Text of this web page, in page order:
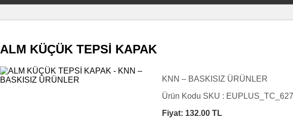
ALM KÜÇÜK TEPSİ KAPAK
KNN – BASKISIZ ÜRÜNLER
Ürün Kodu SKU : EUPLUS_TC_627
Fiyat: 132.00 TL